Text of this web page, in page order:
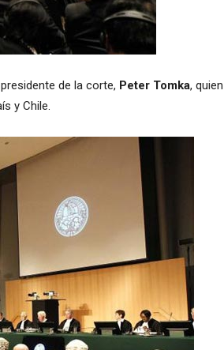
de la corte, Peter Tomka, quien
y Chile.